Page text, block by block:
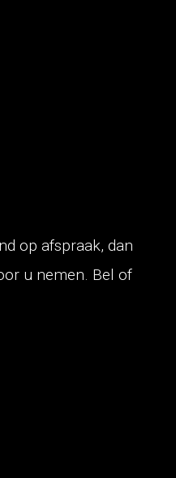
op afspraak, dan
u nemen. Bel of